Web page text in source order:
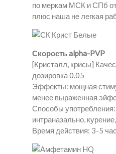
по меркам МСК и СПб
плюс наша не легкая
Скорость alpha-PVP
[Кристалл, крисы]
дозировка 0.05
Эффекты: мощная
менее выраженная
Способы
интраназально,
Время действия: 3-5